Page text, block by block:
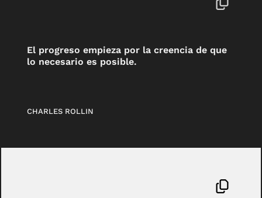
El progreso empieza por la creencia de que
lo necesario es posible.
CHARLES ROLLIN